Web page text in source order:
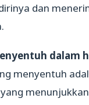
dan
dalam
menyentuh